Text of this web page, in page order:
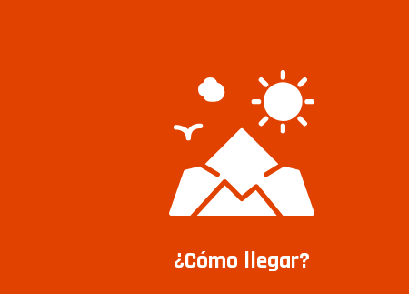
¿Cómo llegar?